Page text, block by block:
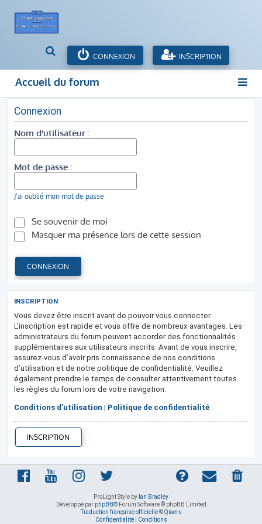
h
e
r
c
h
r
CONNEXION INSCRIPTION
Accueil du forum
Connexion
Nom d’utilisateur :
Mot de passe :
J’ai oublié mon mot de passe
Se souvenir de moi
Masquer ma présence lors de cette session
INSCRIPTION
Vous devez être inscrit avant de pouvoir vous connecter.
L’inscription est rapide et vous offre de nombreux avantages. Les
administrateurs du forum peuvent accorder des fonctionnalités
supplémentaires aux utilisateurs inscrits. Avant de vous inscrire,
assurez-vous d’avoir pris connaissance de nos conditions
d’utilisation et de notre politique de confidentialité. Veuillez
également prendre le temps de consulter attentivement toutes
les règles du forum lors de votre navigation.
Conditions d’utilisation | Politique de confidentialité
INSCRIPTION
ProLight Style by Ian Bradley
Développé par phpBB® Forum Software © phpBB Limited
Traduction française officielle©Qiaeru
Confidentialité| Conditions